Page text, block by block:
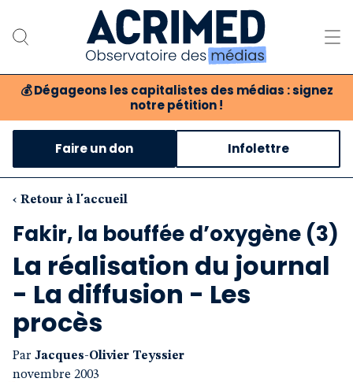
💰 Dégageons les capitalistes des médias : signez
notre pétition !
Notre association
Notre critique des médias
Nos propositions
Notre revue
Boutique
Faire un don Infolettre
‹ Retour à l'accueil
Fakir, la bouffée d’oxygène (3)
La réalisation du journal
- La diffusion - Les
procès
Par Jacques-Olivier Teyssier
novembre 2003